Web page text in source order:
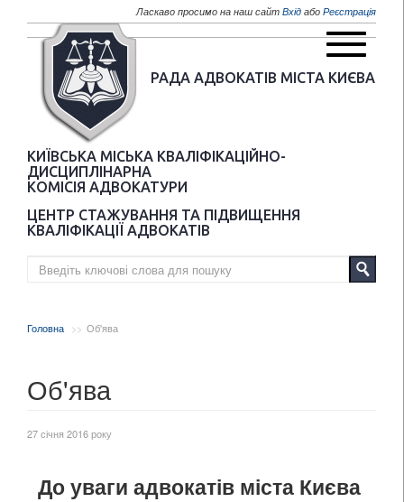
Перейти до основного матеріалуЛаскаво просимо на наш сайт Вхід або Реєстрація
РАДА АДВОКАТІВ МІСТА КИЄВА
КИЇВСЬКА МІСЬКА КВАЛІФІКАЦІЙНО-
ДИСЦИПЛІНАРНА
КОМІСІЯ АДВОКАТУРИ
ЦЕНТР СТАЖУВАННЯ ТА ПІДВИЩЕННЯ
КВАЛІФІКАЦІЇ АДВОКАТІВ
Головна Об'ява
Об'ява
27 січня 2016 року
До уваги адвокатів міста Києва